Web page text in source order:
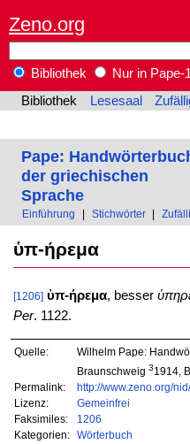
Zeno.org
Bibliothek
Nur in Pape-
Bibliothek
Lesesaal
Pape:
der griechischen
Sprache
Einführung Stichwörter
ὑπ-ήρεμα
[1206] ὑπ-ήρεμα, besser
Per. 1122.
Quelle:
Wilhelm Pape:
Braunschweig 31914,
Permalink:
http://www.zeno.org/
Lizenz:
Gemeinfrei
Faksimiles:
1206
Kategorien:
Wörterbuch